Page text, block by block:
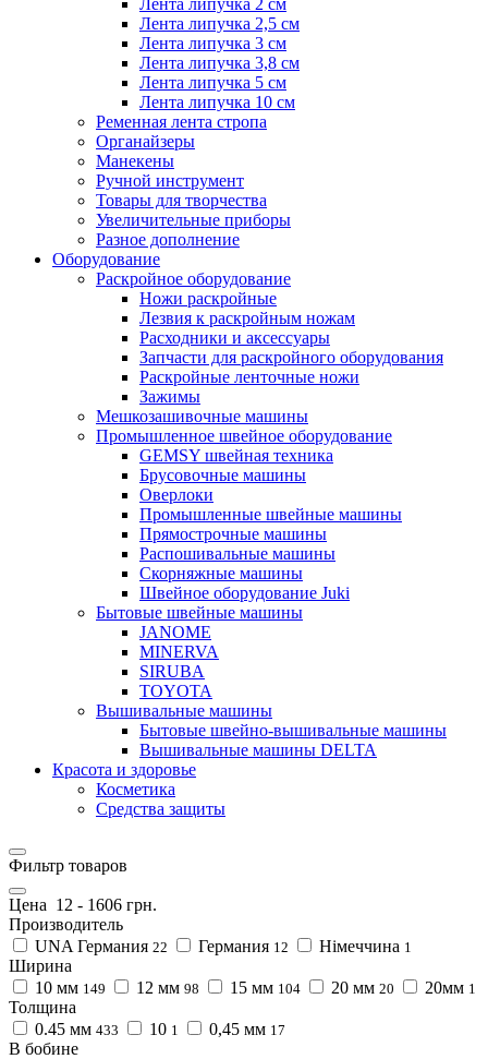
Лента липучка 2,5 см
Лента липучка 3 см
Лента липучка 3,8 см
Лента липучка 5 см
Лента липучка 10 см
Ременная лента стропа
Органайзеры
Манекены
Ручной инструмент
Товары для творчества
Увеличительные приборы
Разное дополнение
Оборудование
Раскройное оборудование
Ножи раскройные
Лезвия к раскройным ножам
Расходники и аксессуары
Запчасти для раскройного оборудования
Раскройные ленточные ножи
Зажимы
Мешкозашивочные машины
Промышленное швейное оборудование
GEMSY швейная техника
Брусовочные машины
Оверлоки
Промышленные швейные машины
Прямострочные машины
Распошивальные машины
Скорняжные машины
Швейное оборудование Juki
Бытовые швейные машины
JANOME
MINERVA
SIRUBA
TOYOTA
Вышивальные машины
Бытовые швейно-вышивальные машины
Вышивальные машины DELTA
Красота и здоровье
Косметика
Средства защиты
Фильтр товаров
Цена 12 - 1606 грн.
Производитель
UNA Германия 22 Германия 12 Німеччина 1
Ширина
10 мм 149 12 мм 98 15 мм 104 20 мм 20 20мм 1
Толщина
0.45 мм 433 10 1 0,45 мм 17
В бобине